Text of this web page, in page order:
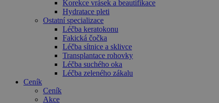
Korekce vrásek a beautifikace
Hydratace pleti
Ostatní specializace
Léčba keratokonu
Fakická čočka
Léčba sítnice a sklivce
Transplantace rohovky
Léčba suchého oka
Léčba zeleného zákalu
Ceník
Ceník
Akce